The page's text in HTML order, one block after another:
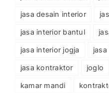
jasa desain interior
jasa interior bantul
jasa interior jogja
jasa kontraktor joglo
kamar mandi